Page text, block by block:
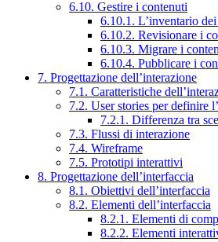
6.10. Gestire i contenuti
6.10.1. L’inventario
6.10.2. Revisionare i
6.10.3. Migrare i
6.10.4. Pubblicare i
7. Progettazione dell’interazione
7.1. Caratteristiche
7.2. User stories per definire
7.2.1. Differenza tra
7.3. Flussi di interazione
7.4. Wireframe
7.5. Prototipi interattivi
8. Progettazione dell’interfaccia
8.1. Obiettivi dell’interfaccia
8.2. Elementi dell’interfaccia
8.2.1. Elementi di
8.2.2. Elementi